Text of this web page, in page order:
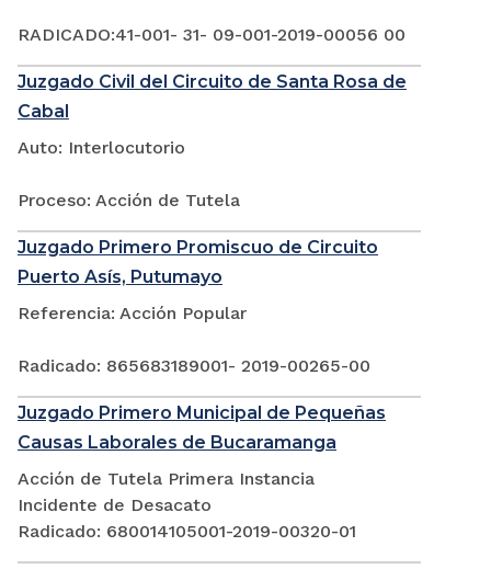
RADICADO:41-001- 31- 09-001-2019-00056 00
Juzgado Civil del Circuito de Santa Rosa de
Cabal
Auto: Interlocutorio
Proceso: Acción de Tutela
Juzgado Primero Promiscuo de Circuito
Puerto Asís, Putumayo
Referencia: Acción Popular
Radicado: 865683189001- 2019-00265-00
Juzgado Primero Municipal de Pequeñas
Causas Laborales de Bucaramanga
Acción de Tutela Primera Instancia
Incidente de Desacato
Radicado: 680014105001-2019-00320-01